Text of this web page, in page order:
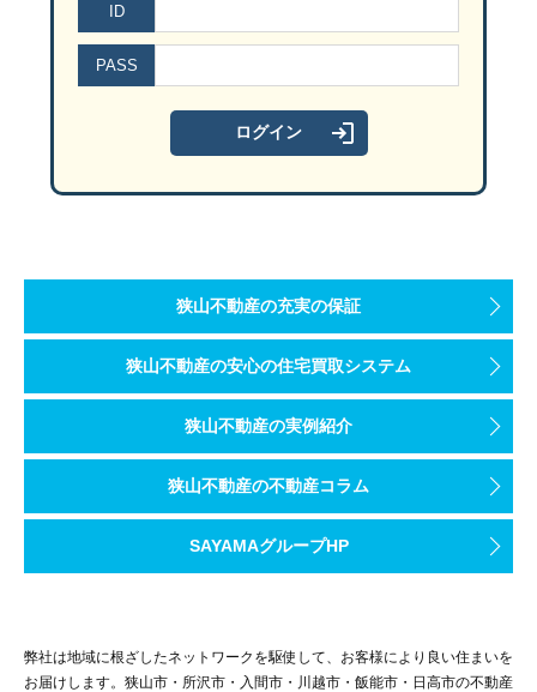
ID
PASS
狭山不動産の充実の保証
狭山不動産の安心の住宅買取システム
狭山不動産の実例紹介
狭山不動産の不動産コラム
SAYAMAグループHP
弊社は地域に根ざしたネットワークを駆使して、お客様により良い住まいを
お届けします。狭山市・所沢市・入間市・川越市・飯能市・日高市の不動産